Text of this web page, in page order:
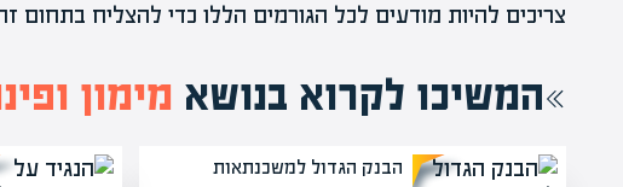
צריכים להיות מודעים לכל הגורמים הללו כדי להצליח בתחום
המשיכו לקרוא בנושא מימון
הבנק הגדול למשכנתאות